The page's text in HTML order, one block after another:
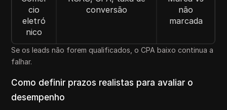
cio
eletró
nico
conversão
não
marcada
Se os leads não forem qualificados, o CPA baixo continua a
falhar.
Como definir prazos realistas para avaliar o
desempenho